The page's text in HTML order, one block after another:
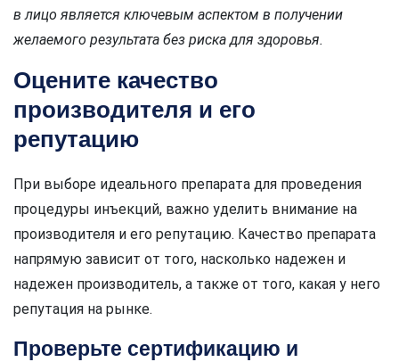
в лицо является ключевым аспектом в получении
желаемого результата без риска для здоровья.
Оцените качество
производителя и его
репутацию
При выборе идеального препарата для проведения
процедуры инъекций, важно уделить внимание на
производителя и его репутацию. Качество препарата
напрямую зависит от того, насколько надежен и
надежен производитель, а также от того, какая у него
репутация на рынке.
Проверьте сертификацию и